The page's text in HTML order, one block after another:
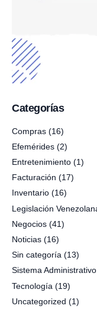
Categorías
Compras (16)
Efemérides (2)
Entretenimiento (1)
Facturación (17)
Inventario (16)
Legislación
Negocios (41)
Noticias (16)
Sin categoría (13)
Sistema Administrativo
Tecnología (19)
Uncategorized (1)